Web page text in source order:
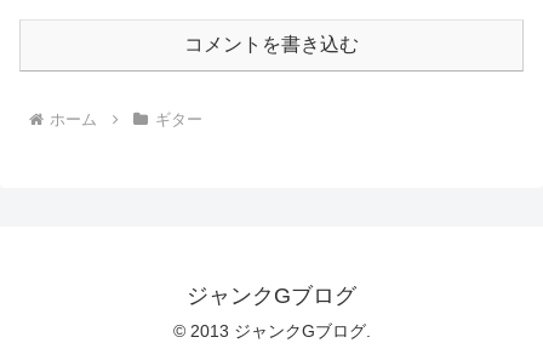
コメントを書き込む
ホーム ギター
ジャンクGブログ
© 2013 ジャンクGブログ.